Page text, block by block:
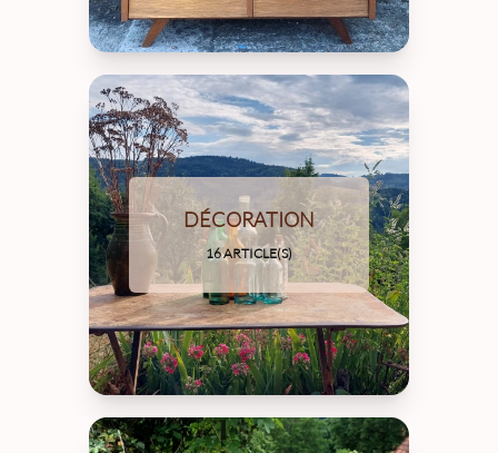
DÉCORATION
16 ARTICLE(S)